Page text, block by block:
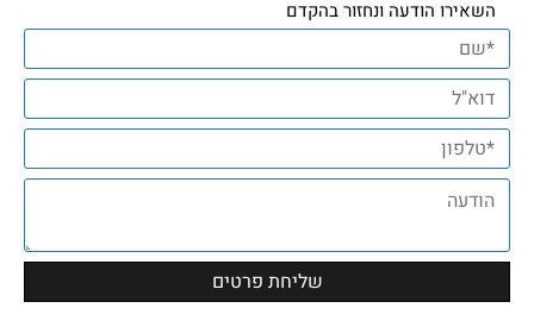
השאירו הודעה ונחזור בהקדם